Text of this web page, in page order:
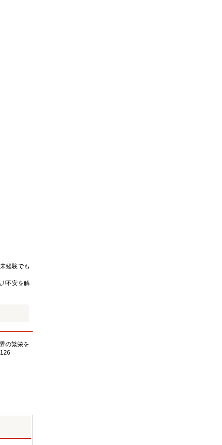
経験でも
!!不安を解
の繁栄を